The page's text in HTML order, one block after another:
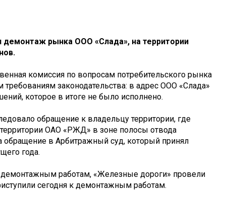
демонтаж рынка ООО «Слада», на территории
комиссия по вопросам потребительского рынка
законодательства: в адрес ООО «Слада»
которое в итоге не было исполнено.
обращение к владельцу территории, где
ОАО «РЖД» в зоне полосы отвода
обращение в Арбитражный суд, который принял
года.
демонтажным работам, «Железные дороги» провели
сегодня к демонтажным работам.